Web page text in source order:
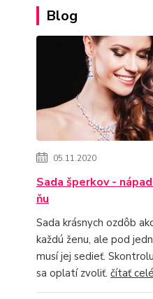
Blog
05.11.2020
Sada šperkov -
ňu
Sada krásnych ozdôb
každú ženu, ale pod
musí jej sedieť.
sa oplatí zvoliť. čítať celé